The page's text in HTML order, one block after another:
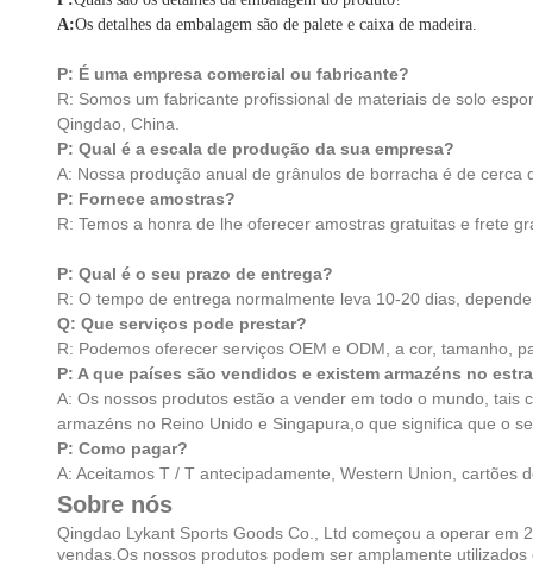
A:Os detalhes da embalagem são de palete e caixa de madeira.
P: É uma empresa comercial ou fabricante?
R: Somos um fabricante profissional de materiais de solo
Qingdao, China.
P: Qual é a escala de produção da sua empresa?
A: Nossa produção anual de grânulos de borracha é de
P: Fornece amostras?
R: Temos a honra de lhe oferecer amostras gratuitas e frete
P: Qual é o seu prazo de entrega?
R: O tempo de entrega normalmente leva 10-20 dias,
Q: Que serviços pode prestar?
R: Podemos oferecer serviços OEM e ODM, a cor, tamanho,
P: A que países são vendidos e existem armazéns no
A: Os nossos produtos estão a vender em todo o mundo, tais
armazéns no Reino Unido e Singapura,o que significa que o
P: Como pagar?
A: Aceitamos T / T antecipadamente, Western Union, cartões
Sobre nós
Qingdao Lykant Sports Goods Co., Ltd começou a operar
vendas.Os nossos produtos podem ser amplamente